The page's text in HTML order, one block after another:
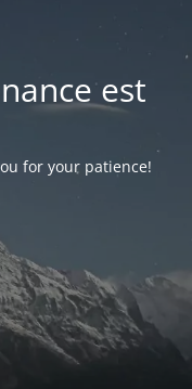
est
for your patience!